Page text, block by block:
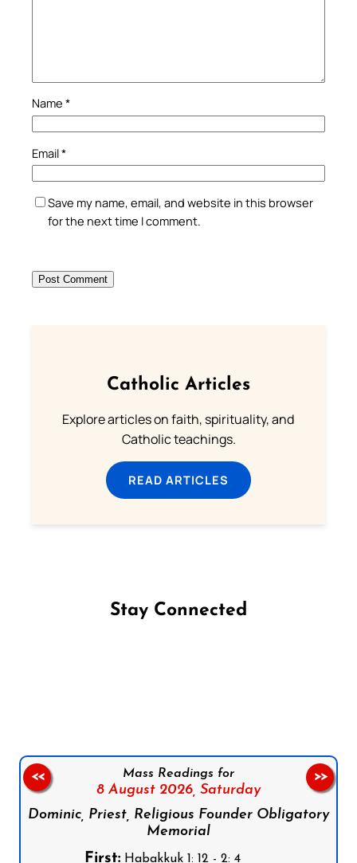
Name *
Email*
Save my name, email, and website in this browser
for the next time I comment.
Catholic Articles
Explore articles on faith, spirituality, and
Catholic teachings.
READ ARTICLES
Stay Connected
Mass Readings for
8 August 2026, Saturday
Dominic, Priest, Religious Founder Obligatory
Memorial
First:Habakkuk 1: 12 - 2: 4
<< >>